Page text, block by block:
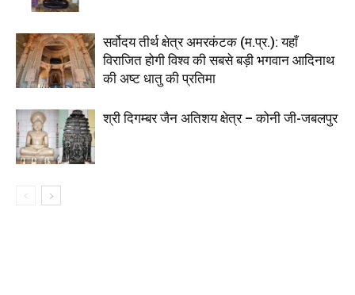
सर्वोदय तीर्थ क्षेत्र अमरकंटक (म.प्र.): यहाँ
विराजित होगी विश्व की सबसे बड़ी भगवान आदिनाथ
की अष्ट धातु की प्रतिमा
श्री दिगम्बर जैन अतिशय क्षेत्र – कोनी जी-जबलपुर